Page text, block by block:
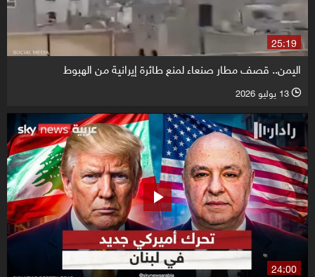
25:19
اليمن.. قصف مطار صنعاء لمنع طائرة إيرانية من الهبوط
l 13 يوليو 2026
24:00